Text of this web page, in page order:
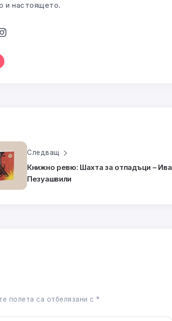
и настоящето.
Следващ
Книжно ревю: Шахта за отпадъци – Ива
Пезуашвили
полета са отбелязани с *